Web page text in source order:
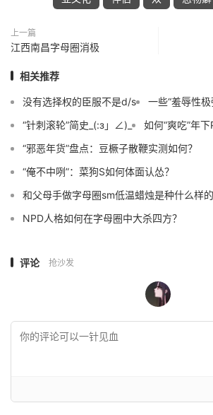
上一篇
江西南昌字母圈消极
相关推荐
没有选择权的臣服不是d/s
一些“羞辱性
“针刺滚轮”简史_(:з」∠)_
如何“爽吃”年下
“邪恶年货”盘点：豆橛子散鞭实测如何？
“俺不中咧”：菜狗S如何体面认怂？
和父母手做字母圈sm低温蜡烛是种什么样的
NPD人格如何在字母圈中大杀四方？
评论 抢沙发